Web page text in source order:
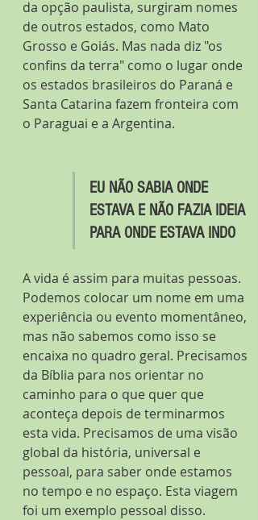
da opção paulista, surgiram nomes
de outros estados, como Mato
Grosso e Goiás. Mas nada diz "os
confins da terra" como o lugar onde
os estados brasileiros do Paraná e
Santa Catarina fazem fronteira com
o Paraguai e a Argentina.
EU NÃO SABIA ONDE
ESTAVA E NÃO FAZIA IDEIA
PARA ONDE ESTAVA INDO
A vida é assim para muitas pessoas.
Podemos colocar um nome em uma
experiência ou evento momentâneo,
mas não sabemos como isso se
encaixa no quadro geral. Precisamos
da Bíblia para nos orientar no
caminho para o que quer que
aconteça depois de terminarmos
esta vida. Precisamos de uma visão
global da história, universal e
pessoal, para saber onde estamos
no tempo e no espaço. Esta viagem
foi um exemplo pessoal disso.